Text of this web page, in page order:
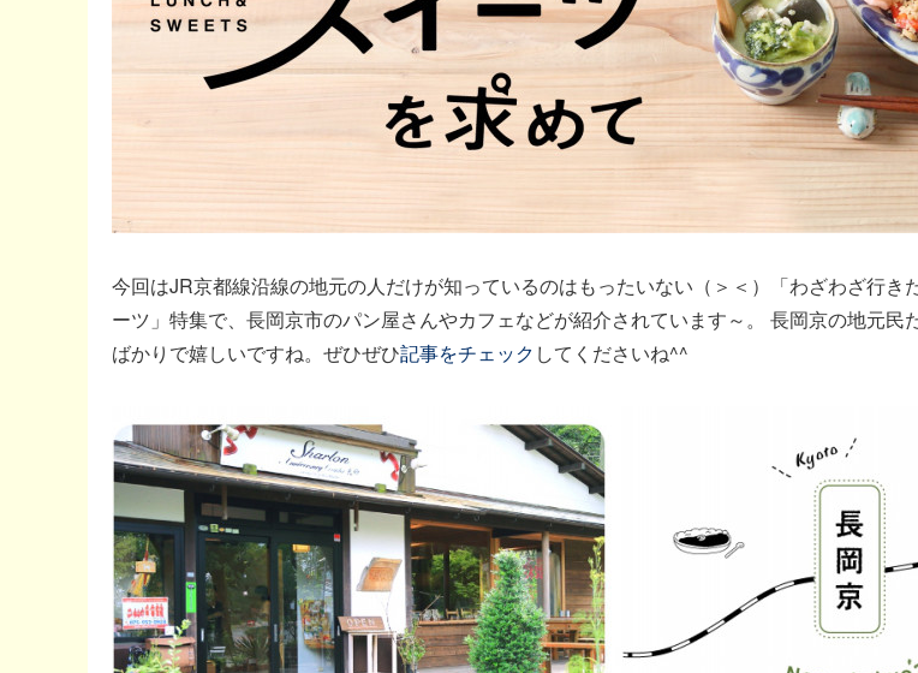
今回はJR京都線沿線の地元の人だけが知っているのはもったいない（＞＜）「わざわざ行き
ーツ」特集で、長岡京市のパン屋さんやカフェなどが紹介されています～。 長岡京の地元民
ばかりで嬉しいですね。ぜひぜひ記事をチェック してくださいね^^